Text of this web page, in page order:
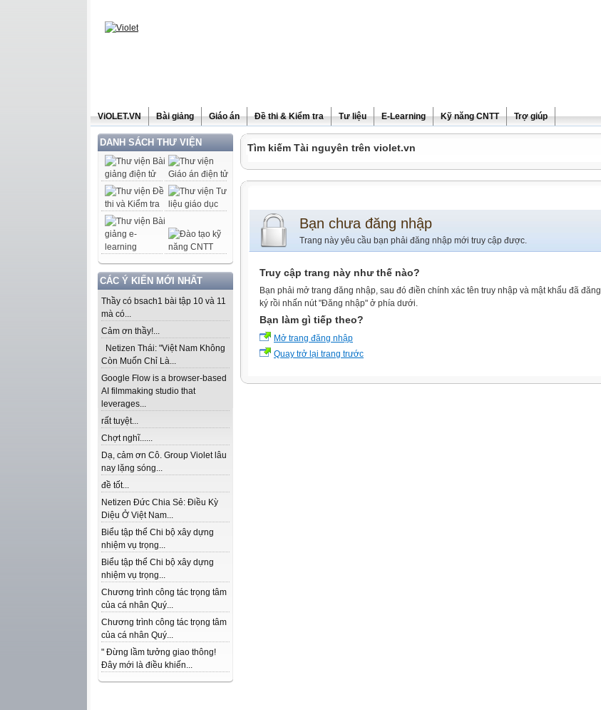
ViOLET.VN Bài giảng Giáo án Đề thi & Kiểm tra Tư liệu E-Learning Kỹ năng CNTT Trợ giúp
DANH SÁCH THƯ VIỆN
CÁC Ý KIẾN MỚI NHẤT
Thầy có bsach1 bài tập 10 và 11
mà có...
Cảm ơn thầy!...
Netizen Thái: "Việt Nam Không
Còn Muốn Chỉ Là...
Google Flow is a browser-based
AI filmmaking studio that
leverages...
rất tuyệt...
Chợt nghĩ......
Dạ, cảm ơn Cô. Group Violet lâu
nay lặng sóng...
đề tốt...
Netizen Đức Chia Sẻ: Điều Kỳ
Diệu Ở Việt Nam...
Biểu tập thể Chi bộ xây dựng
nhiệm vụ trọng...
Biểu tập thể Chi bộ xây dựng
nhiệm vụ trọng...
Chương trình công tác trọng tâm
của cá nhân Quý...
Chương trình công tác trọng tâm
của cá nhân Quý...
" Đừng lầm tưởng giao thông!
Đây mới là điều khiến...
Tìm kiếm Tài nguyên trên violet.vn
Bạn chưa đăng nhập
Trang này yêu cầu bạn phải đăng nhập mới truy cập được.
Truy cập trang này như thế nào?
Bạn phải mở trang đăng nhập, sau đó điền chính xác tên truy nhập và mật khẩu đã đăng
ký rồi nhấn nút "Đăng nhập" ở phía dưới.
Bạn làm gì tiếp theo?
Mở trang đăng nhập
Quay trở lại trang trước